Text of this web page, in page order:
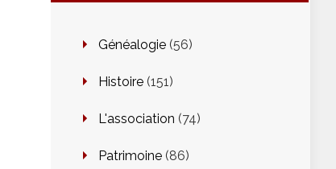
Généalogie (56)
Histoire (151)
L'association (74)
Patrimoine (86)